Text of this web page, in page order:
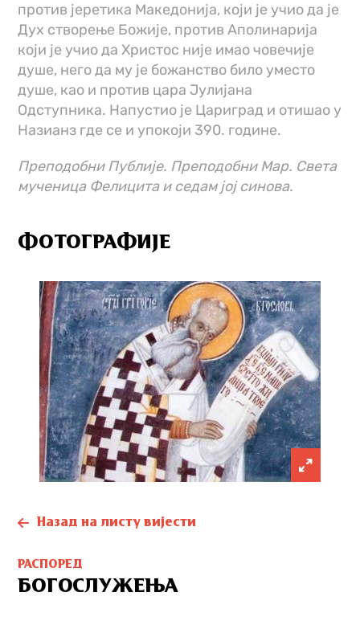
против јеретика Македонија, који је учио да је
Дух створење Божије, против Аполинарија
који је учио да Христос није имао човечије
душе, него да му је божанство било уместо
душе, као и против цара Јулијана
Одступника. Напустио је Цариград и отишао у
Назианз где се и упокоји 390. године.
Преподобни Публије. Преподобни Мар. Света
мученица Фелицита и седам јој синова.
ФОТОГРАФИЈЕ
Назад на листу вијести
РАСПОРЕД
БОГОСЛУЖЕЊА